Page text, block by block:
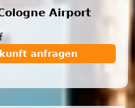
Airport
anfragen